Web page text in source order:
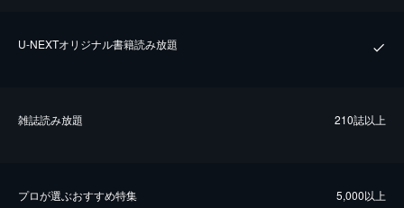
U-NEXTオリジナル書籍読み放題
雑誌読み放題 210誌以上
プロが選ぶおすすめ特集 5,000以上